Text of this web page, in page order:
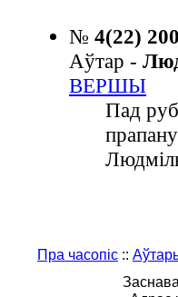
№ 4(22)
Аўтар -
ВЕРШЫ
Пад
Пра часопіс ::